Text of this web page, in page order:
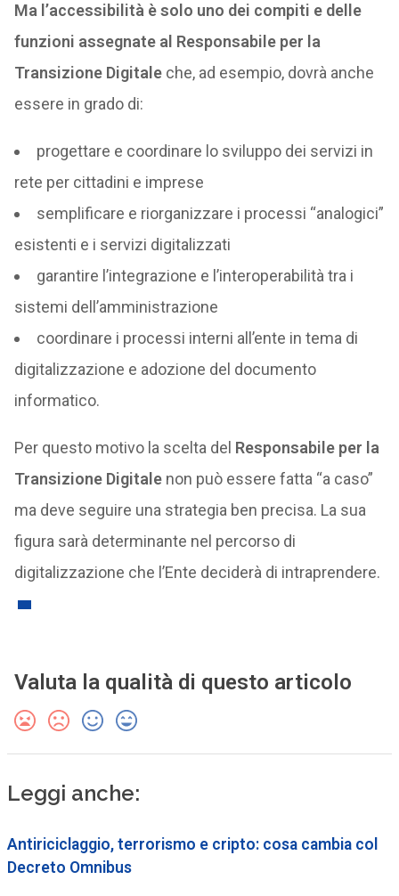
Ma l’accessibilità è solo uno dei compiti e delle
funzioni assegnate al Responsabile per la
Transizione Digitaleche, ad esempio, dovrà anche
essere in grado di:
progettare e coordinare lo sviluppo dei servizi in
rete per cittadini e imprese
semplificare e riorganizzare i processi “analogici”
esistenti e i servizi digitalizzati
garantire l’integrazione e l’interoperabilità tra i
sistemi dell’amministrazione
coordinare i processi interni all’ente in tema di
digitalizzazione e adozione del documento
informatico.
Per questo motivo la scelta del Responsabile per la
Transizione Digitalenon può essere fatta “a caso”
ma deve seguire una strategia ben precisa. La sua
figura sarà determinante nel percorso di
digitalizzazione che l’Ente deciderà di intraprendere.
Valuta la qualità di questo articolo
Leggi anche:
Antiriciclaggio, terrorismo e cripto: cosa cambia col
Decreto Omnibus